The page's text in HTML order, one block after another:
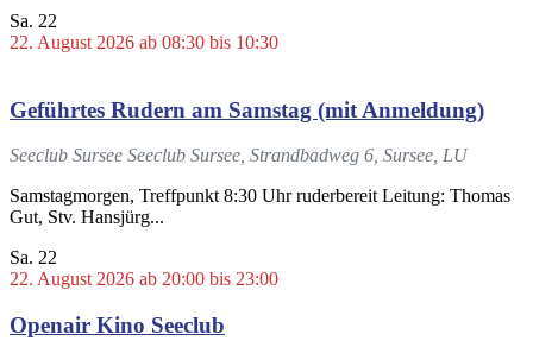
Sa. 22
22. August 2026 ab 08:30 bis 10:30
Geführtes Rudern am Samstag (mit Anmeldung)
Seeclub Sursee Seeclub Sursee, Strandbadweg 6, Sursee, LU
Samstagmorgen, Treffpunkt 8:30 Uhr ruderbereit Leitung: Thomas
Gut, Stv. Hansjürg...
Sa. 22
22. August 2026 ab 20:00 bis 23:00
Openair Kino Seeclub